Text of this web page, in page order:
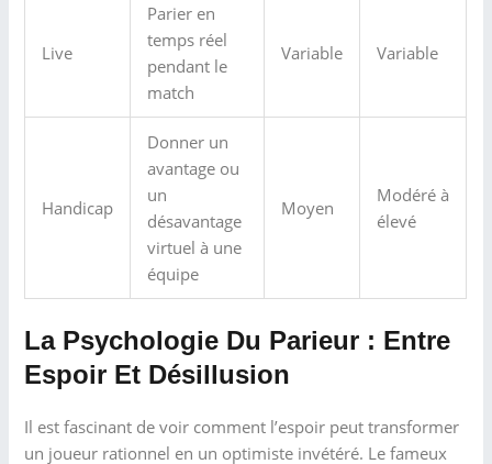
Live
Parier en
temps réel
pendant le
match
Variable Variable
Handicap
Donner un
avantage ou
un
désavantage
virtuel à une
équipe
Moyen
Modéré à
élevé
La Psychologie Du Parieur : Entre
Espoir Et Désillusion
Il est fascinant de voir comment l’espoir peut transformer
un joueur rationnel en un optimiste invétéré. Le fameux